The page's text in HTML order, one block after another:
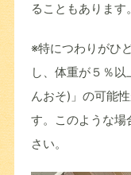
ることもあります。
※特につわりがひ
し、体重が５％
んおそ)」の可能
す。このような場
さい。